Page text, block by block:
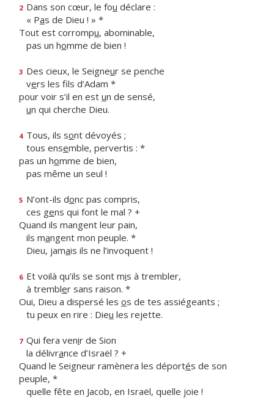
2 Dans son cœur, le fou déclare :
« Pas de Dieu ! » *
Tout est corrompu, abominable,
pas un homme de bien !
3 Des cieux, le Seigneur se penche
vers les fils d’Adam *
pour voir s’il en est un de sensé,
un qui cherche Dieu.
4 Tous, ils sont dévoyés ;
tous ensemble, pervertis : *
pas un homme de bien,
pas même un seul !
5 N’ont-ils donc pas compris,
ces gens qui font le mal ? +
Quand ils mangent leur pain,
ils mangent mon peuple. *
Dieu, jamais ils ne l’invoquent !
6 Et voilà qu’ils se sont mis à trembler,
à trembler sans raison. *
Oui, Dieu a dispersé les os de tes assiégeants ;
tu peux en rire : Dieu les rejette.
7 Qui fera venir de Sion
la délivrance d’Israël ? +
Quand le Seigneur ramènera les déportés de son
peuple, *
quelle fête en Jacob, en Israël, quelle joie !